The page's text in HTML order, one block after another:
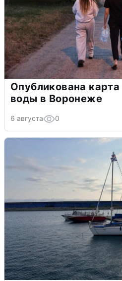
Опубликована
воды в Воронеже
6 августа 0